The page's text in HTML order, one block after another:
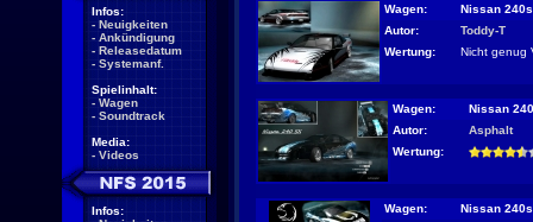
Infos:
- Neuigkeiten
- Ankündigung
- Releasedatum
- Systemanf.
Spielinhalt:
- Wagen
- Soundtrack
Media:
- Videos
Infos:
Wagen:
Nissan
Autor:
Toddy-T
Wertung:
Nicht genug
Wagen:
Nissan
Autor:
Asphalt
Wertung:
Wagen:
Nissan